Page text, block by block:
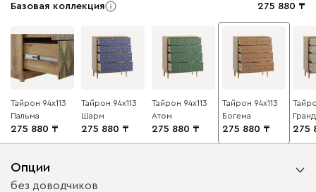
Базовая коллекция 275 880
Тайрон 94x113
Пальма ​
275 880
Тайрон 94x113
Шарм ​
275 880
Тайрон 94x113
Атом
275 880
Тайрон 94x113
Богема ​
275 880 275
Опции
без доводчиков